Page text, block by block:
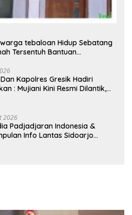
tebaloan Hidup Sebatang
Tersentuh Bantuan
Kapolres Gresik Hadiri
: Mujiani Kini Resmi Dilantik,
2026
Padjadjaran Indonesia &
Info Lantas Sidoarjo